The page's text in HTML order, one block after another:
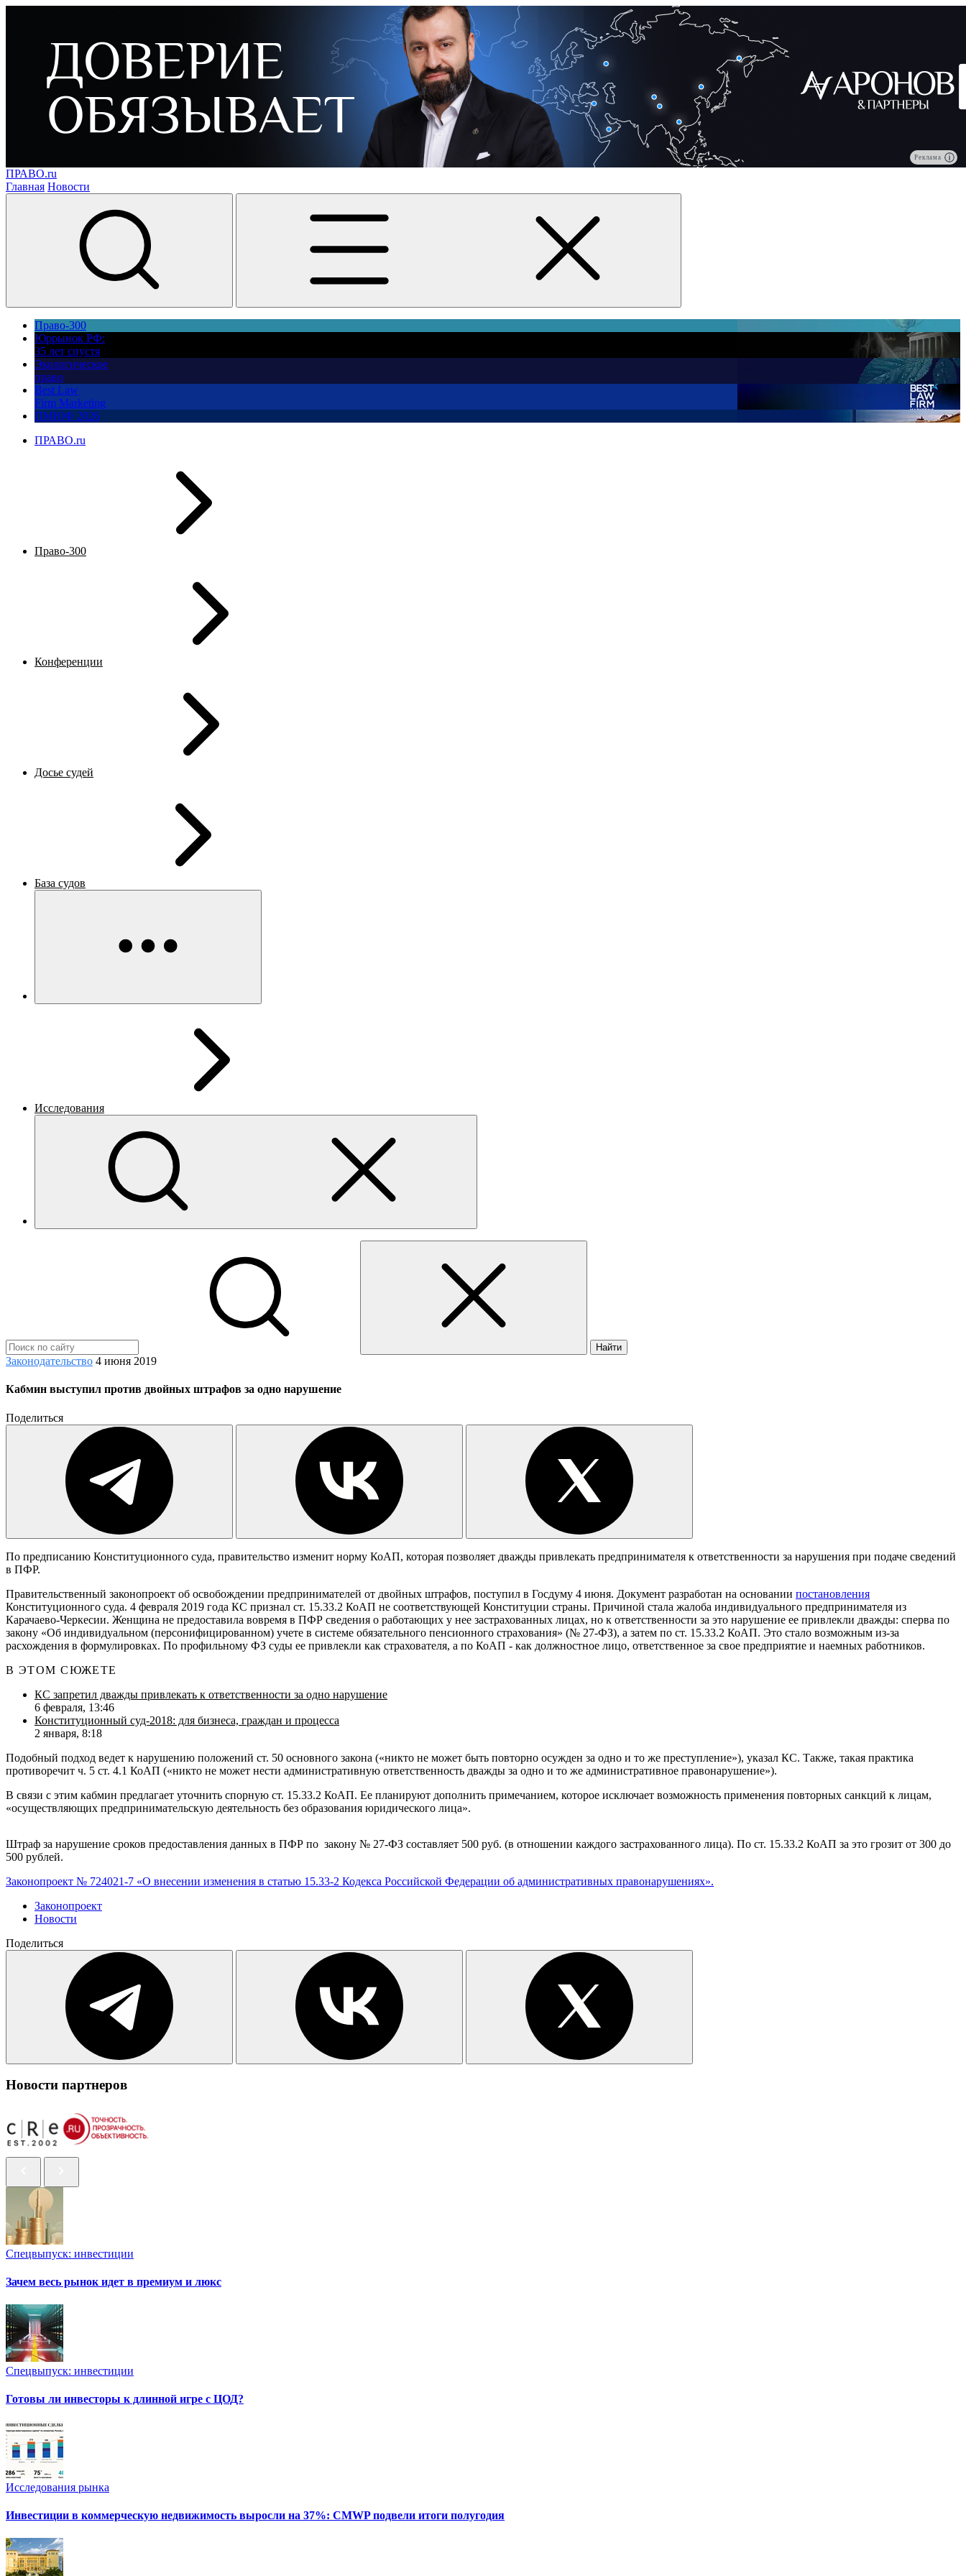
Реклама
ПРАВО.ru
Главная Новости
Право-300
Юррынок РФ:
35 лет спустя
Экологическое
право
Best Law
Firm Marketing
ПМЮФ 2026
ПРАВО.ru
Право-300
Конференции
Досье судей
База судов
Исследования
Найти
Законодательство 4 июня 2019
Кабмин выступил против двойных штрафов за одно нарушение
Поделиться
По предписанию Конституционного суда, правительство изменит норму КоАП, которая позволяет дважды привлекать предпринимателя к ответственности за нарушения при подаче сведений
в ПФР.
Правительственный законопроект об освобождении предпринимателей от двойных штрафов, поступил в Госдуму 4 июня. Документ разработан на основании постановления
Конституционного суда. 4 февраля 2019 года КС признал ст. 15.33.2 КоАП не соответствующей Конституции страны. Причиной стала жалоба индивидуального предпринимателя из
Карачаево-Черкесии. Женщина не предоставила вовремя в ПФР сведения о работающих у нее застрахованных лицах, но к ответственности за это нарушение ее привлекли дважды: сперва по
закону «Об индивидуальном (персонифицированном) учете в системе обязательного пенсионного страхования» (№ 27-ФЗ), а затем по ст. 15.33.2 КоАП. Это стало возможным из-за
расхождения в формулировках. По профильному ФЗ суды ее привлекли как страхователя, а по КоАП - как должностное лицо, ответственное за свое предприятие и наемных работников.
В ЭТОМ СЮЖЕТЕ
КС запретил дважды привлекать к ответственности за одно нарушение
6 февраля, 13:46
Конституционный суд-2018: для бизнеса, граждан и процесса
2 января, 8:18
Подобный подход ведет к нарушению положений ст. 50 основного закона («никто не может быть повторно осужден за одно и то же преступление»), указал КС. Также, такая практика
противоречит ч. 5 ст. 4.1 КоАП («никто не может нести административную ответственность дважды за одно и то же административное правонарушение»).
В связи с этим кабмин предлагает уточнить спорную ст. 15.33.2 КоАП. Ее планируют дополнить примечанием, которое исключает возможность применения повторных санкций к лицам,
«осуществляющих предпринимательскую деятельность без образования юридического лица».
Штраф за нарушение сроков предоставления данных в ПФР по закону № 27-ФЗ составляет 500 руб. (в отношении каждого застрахованного лица). По ст. 15.33.2 КоАП за это грозит от 300 до
500 рублей.
Законопроект № 724021-7 «О внесении изменения в статью 15.33-2 Кодекса Российской Федерации об административных правонарушениях».
Законопроект
Новости
Поделиться
Новости партнеров
Спецвыпуск: инвестиции
Зачем весь рынок идет в премиум и люкс
Спецвыпуск: инвестиции
Готовы ли инвесторы к длинной игре с ЦОД?
Исследования рынка
Инвестиции в коммерческую недвижимость выросли на 37%: CMWP подвели итоги полугодия